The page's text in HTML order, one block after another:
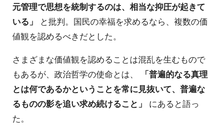
元管理で思想を統制するのは、相当な抑圧が起きて
いる」
と批判。国民の幸福を求めるなら、複数の価
値観を認めるべきだとした。
さまざまな価値観を認めることは混乱を生むもので
もあるが、政治哲学の使命とは、
「普遍的なる真理
とは何であるかということを常に見抜いて、普遍な
るものの影を追い求め続けること」
にあると語っ
た。